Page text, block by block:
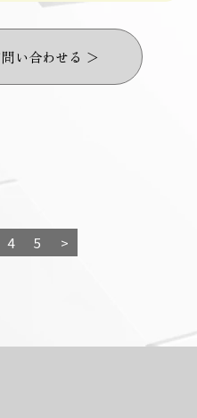
い合わせる ＞
4 5 >